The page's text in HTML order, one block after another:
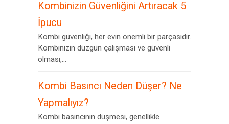
Kombinizin Güvenliğini Artıracak 5
İpucu
Kombi güvenliği, her evin önemli bir parçasıdır.
Kombinizin düzgün çalışması ve güvenli
olması,...
Kombi Basıncı Neden Düşer? Ne
Yapmalıyız?
Kombi basıncının düşmesi, genellikle